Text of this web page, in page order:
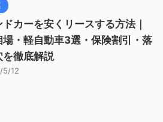
カーを安くリースする方法｜
場・軽自動車3選・保険割引・落
を徹底解説
5/12